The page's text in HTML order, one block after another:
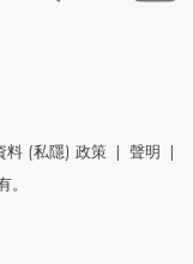
料 (私隱) 政策 聲明